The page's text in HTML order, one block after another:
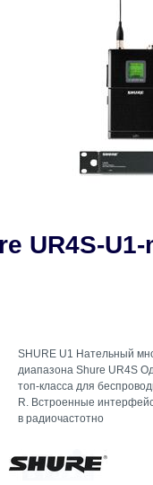
UR4S-U1-
SHURE U1 Нательный
диапазона Shure UR4S
топ-класса для
R. Встроенные
в радиочастотно